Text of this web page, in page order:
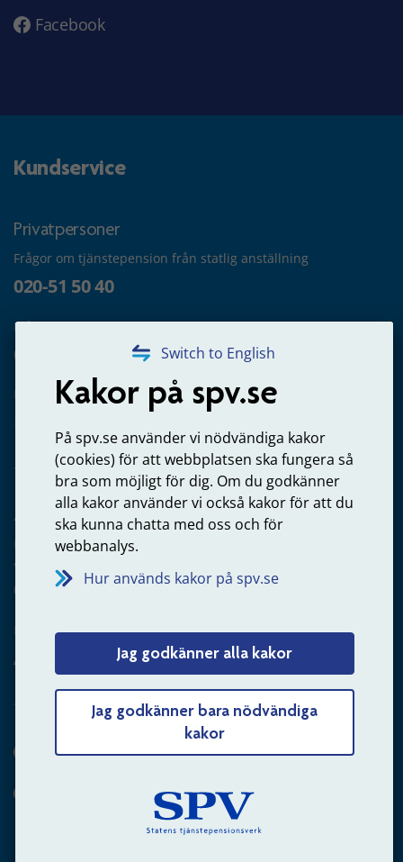
Switch to English
Kakor på spv.se
På spv.se använder vi nödvändiga kakor
(cookies) för att webbplatsen ska fungera så
bra som möjligt för dig. Om du godkänner
alla kakor använder vi också kakor för att du
ska kunna chatta med oss och för
webbanalys.
Hur används kakor på spv.se
Jag godkänner alla kakor
Jag godkänner bara nödvändiga
kakor
Facebook
Kundservice
Privatpersoner
Frågor om tjänstepension från statlig anställning
020-51 50 40
Frågor om utbetalning
020-65 00 65
Kontakta oss
Arbetsgivare
Frågor om administration av tjänstepension från statlig
anställning
060-18 75 03
Kontakta oss
Arbetsgivare – skicka mejl till oss
Hitta svaret på din fråga
Andra sätt att kontakta oss